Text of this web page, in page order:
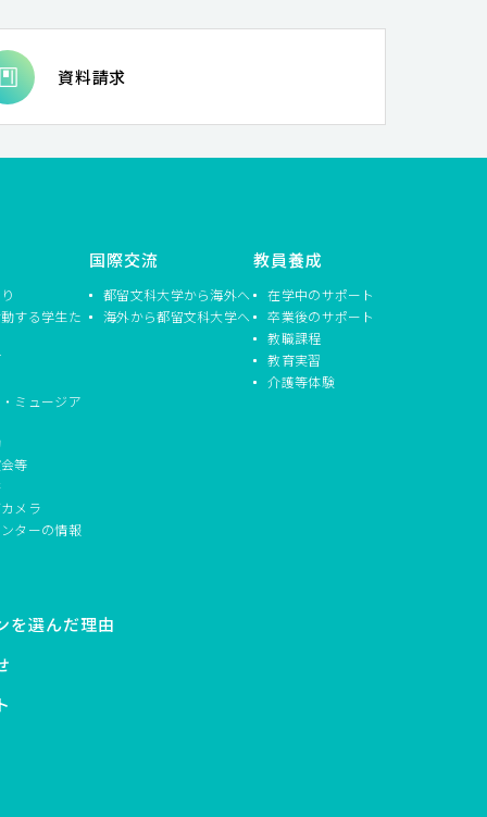
資料請求
する学生た
ミュージア
等
メラ
ターの情報
国際交流
都留文科大学から海外へ
海外から都留文科大学へ
教員養成
在学中のサポート
卒業後のサポート
教職課程
教育実習
介護等体験
を選んだ理由